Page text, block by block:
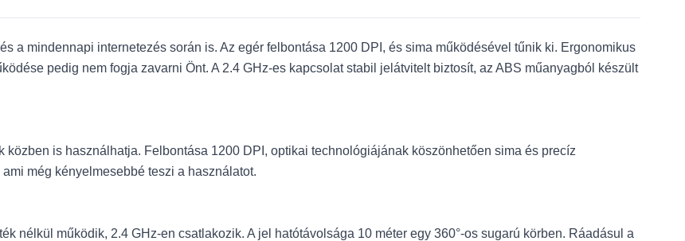
a mindennapi internetezés során is. Az egér felbontása 1200 DPI, és sima működésével tűnik ki. Ergonomikus
pedig nem fogja zavarni Önt. A 2.4 GHz-es kapcsolat stabil jelátvitelt biztosít, az ABS műanyagból készült
közben is használhatja. Felbontása 1200 DPI, optikai technológiájának köszönhetően sima és precíz
még kényelmesebbé teszi a használatot.
nélkül működik, 2.4 GHz-en csatlakozik. A jel hatótávolsága 10 méter egy 360°-os sugarú körben. Ráadásul a